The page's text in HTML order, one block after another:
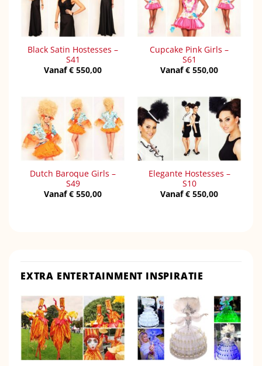
Black Satin Hostesses –
S41
Vanaf€ 550,00
Cupcake Pink Girls –
S61
Vanaf€ 550,00
Dutch Baroque Girls –
S49
Vanaf€ 550,00
Elegante Hostesses –
S10
Vanaf€ 550,00
EXTRA ENTERTAINMENT INSPIRATIE